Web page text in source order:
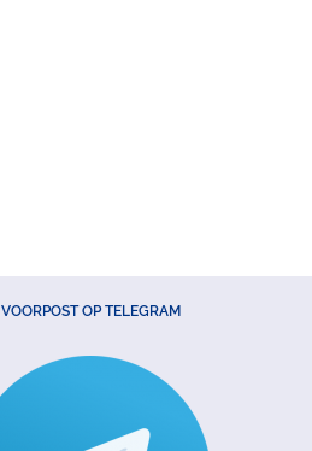
VOORPOST OP TELEGRAM